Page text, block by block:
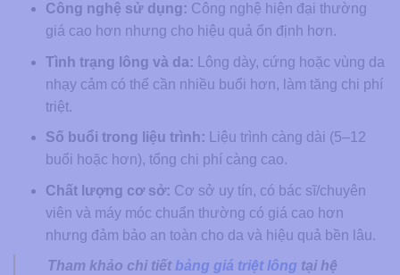
Công nghệ sử dụng: Công nghệ hiện đại thường
giá cao hơn nhưng cho hiệu quả ổn định hơn.
Tình trạng lông và da: Lông dày, cứng hoặc vùng da
nhạy cảm có thể cần nhiều buổi hơn, làm tăng chi phí
triệt.
Số buổi trong liệu trình: Liệu trình càng dài (5–12
buổi hoặc hơn), tổng chi phí càng cao.
Chất lượng cơ sở: Cơ sở uy tín, có bác sĩ/chuyên
viên và máy móc chuẩn thường có giá cao hơn
nhưng đảm bảo an toàn cho da và hiệu quả bền lâu.
Tham khảo chi tiết bảng giá triệt lông tại hệ